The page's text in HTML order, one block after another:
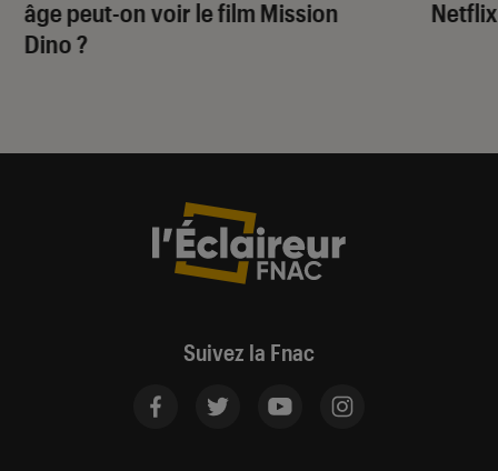
âge peut-on voir le film Mission
Dino?
Suivez la Fnac